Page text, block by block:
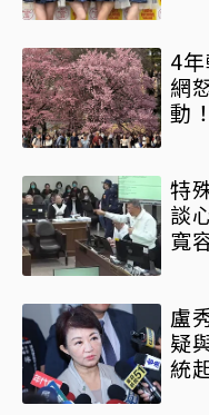
4
網
動！
特
談
寬
盧
疑
統